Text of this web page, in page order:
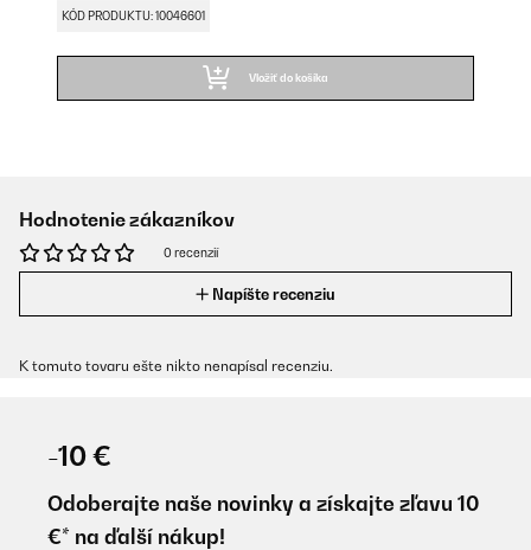
KÓD PRODUKTU: 10046601
Vložiť do košíka
Hodnotenie zákazníkov
0 recenzií
Napíšte recenziu
K tomuto tovaru ešte nikto nenapísal recenziu.
-10 €
Odoberajte naše novinky a získajte zľavu 10
€* na ďalší nákup!